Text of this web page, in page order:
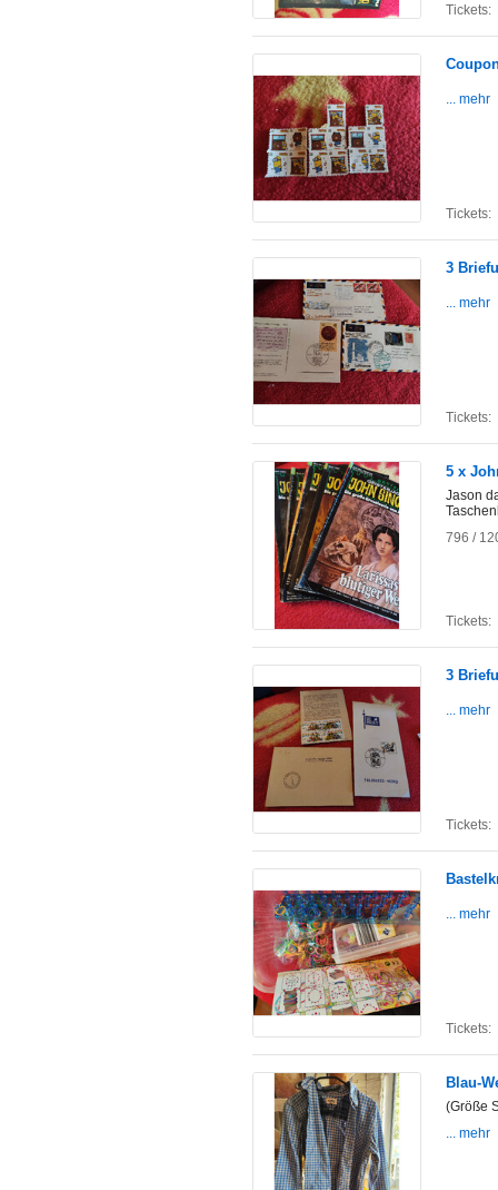
Tickets:
... mehr
Tickets:
3
... mehr
Tickets:
5 x
Jason
796 /
Tickets:
3
... mehr
Tickets:
... mehr
Tickets:
Blau-
(Größe
... mehr